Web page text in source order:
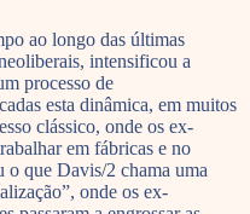
ao longo das últimas
intensificou a
processo de
esta dinâmica, em muitos
clássico, onde os ex-
em fábricas e no
que Davis/2 chama uma
onde os ex-